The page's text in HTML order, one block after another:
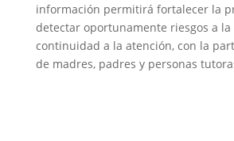
información permitirá fortalecer la
detectar oportunamente riesgos a
continuidad a la atención, con la
de madres, padres y personas